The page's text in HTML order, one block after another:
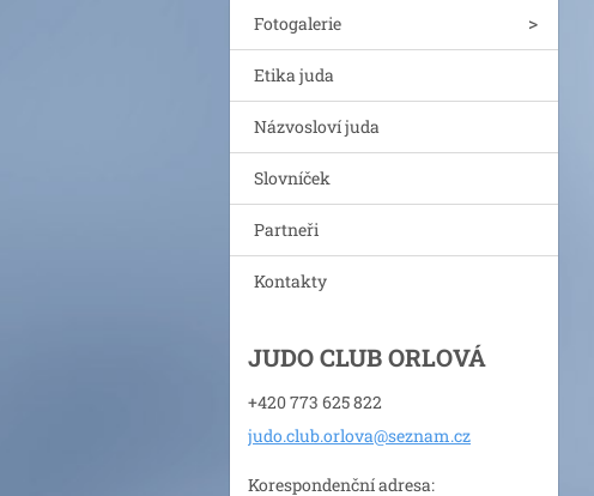
Fotogalerie
Etika juda
Názvosloví juda
Slovníček
Partneři
Kontakty
JUDO CLUB ORLOVÁ
+420 773 625 822
judo.club.orlova@seznam.cz
Korespondenční adresa: